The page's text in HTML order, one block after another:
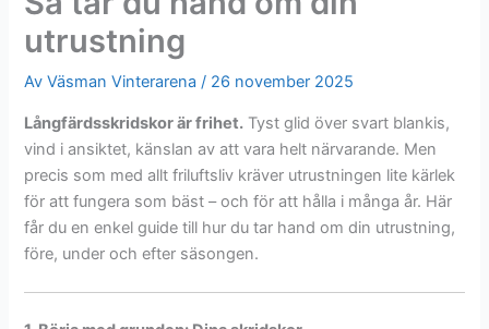
utrustning
AvVäsman Vinterarena/ 26 november 2025
Långfärdsskridskor är frihet. Tyst glid över svart blankis,
vind i ansiktet, känslan av att vara helt närvarande. Men
precis som med allt friluftsliv kräver utrustningen lite kärlek
för att fungera som bäst – och för att hålla i många år. Här
får du en enkel guide till hur du tar hand om din utrustning,
före, under och efter säsongen.